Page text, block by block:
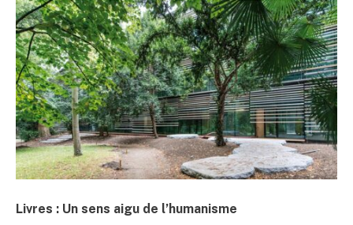
Livres : Un sens aigu de l’humanisme